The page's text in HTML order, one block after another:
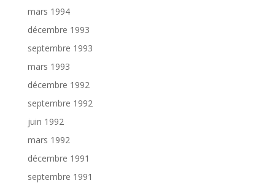
mars 1994
décembre 1993
septembre 1993
mars 1993
décembre 1992
septembre 1992
juin 1992
mars 1992
décembre 1991
septembre 1991